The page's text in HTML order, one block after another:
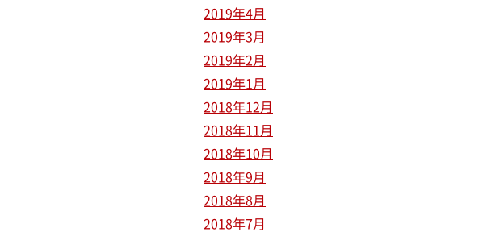
2019年4月
2019年3月
2019年2月
2019年1月
2018年12月
2018年11月
2018年10月
2018年9月
2018年8月
2018年7月